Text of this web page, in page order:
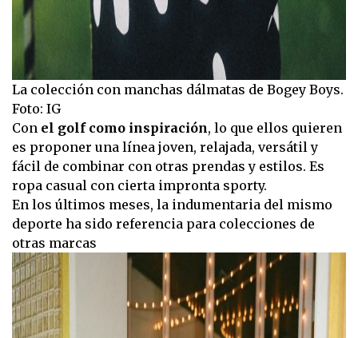
La colección con manchas dálmatas de Bogey Boys.
Foto: IG
Con el golf como inspiración, lo que ellos quieren
es proponer una línea joven, relajada, versátil y
fácil de combinar con otras prendas y estilos. Es
ropa casual con cierta impronta sporty.
En los últimos meses, la indumentaria del mismo
deporte ha sido referencia para colecciones de
otras marcas